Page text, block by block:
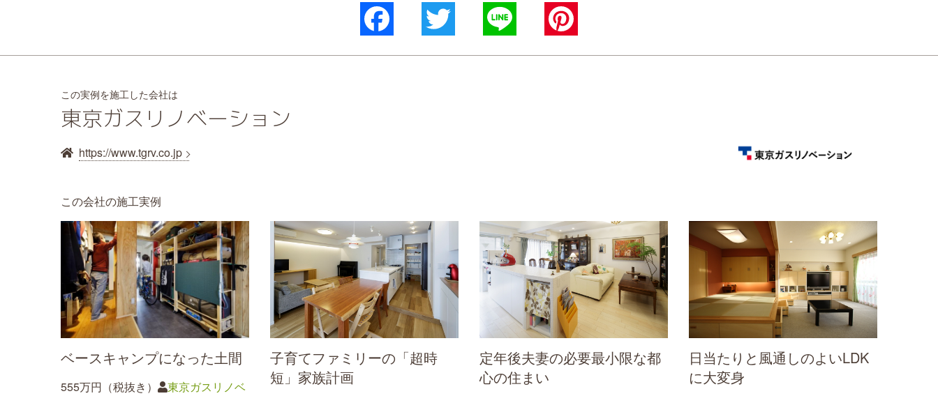
Facebook
この実例を施工した会社は
東京ガスリノベーション
https://www.tgrv.co.jp
この会社の施工実例
ベースキャンプになった土間
555万円（税抜き）
東京ガスリノベ
子育てファミリーの「超時
短」家族計画
定年後夫妻の必要最小限な都
心の住まい
日当たりと風通しのよいLDK
に大変身